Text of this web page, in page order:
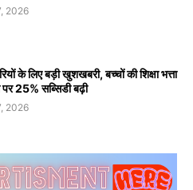
2026
के लिए बड़ी खुशखबरी, बच्चों की शिक्षा भत्ता
25% सब्सिडी बढ़ी
2026